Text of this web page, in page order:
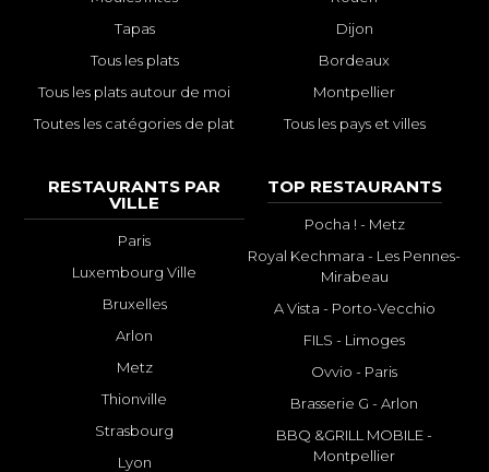
Tapas
Tous les plats
Tous les plats autour de moi
Toutes les catégories de plat
Dijon
Bordeaux
Montpellier
Tous les pays et villes
RESTAURANTS PAR
VILLE
Paris
Luxembourg Ville
Bruxelles
Arlon
Metz
Thionville
Strasbourg
Lyon
TOP RESTAURANTS
Pocha ! - Metz
Royal Kechmara - Les Pennes-
Mirabeau
A Vista - Porto-Vecchio
FILS - Limoges
Ovvio - Paris
Brasserie G - Arlon
BBQ &GRILL MOBILE -
Montpellier